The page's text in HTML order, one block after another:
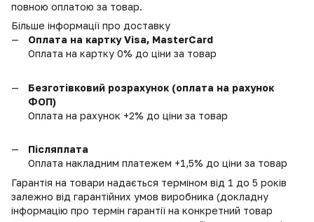
повною оплатою за товар.
Більше інформації про доставку
Оплата на картку Visa, MasterCard
Оплата на картку 0% до ціни за товар
Безготівковий розрахунок (оплата на рахунок
ФОП)
Оплата на рахунок +2% до ціни за товар
Післяплата
Оплата накладним платежем +1,5% до ціни за товар
Гарантія на товари надається терміном від 1 до 5 років
залежно від гарантійних умов виробника (докладну
інформацію про термін гарантії на конкретний товар